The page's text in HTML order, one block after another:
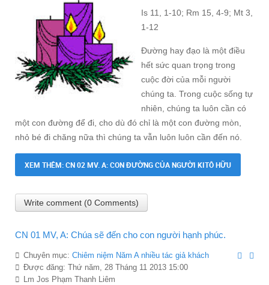
Is 11, 1-10; Rm 15, 4-9; Mt 3,
1-12
Đường hay đạo là một điều
hết sức quan trọng trong
cuộc đời của mỗi người
chúng ta. Trong cuộc sống tự
nhiên, chúng ta luôn cần có
một con đường để đi, cho dù đó chỉ là một con đường mòn,
nhỏ bé đi chăng nữa thì chúng ta vẫn luôn luôn cần đến nó.
XEM THÊM: CN 02 MV. A: CON ĐƯỜNG CỦA NGƯỜI KITÔ HỮU
Write comment (0 Comments)
CN 01 MV, A: Chúa sẽ đến cho con người hạnh phúc.
Chuyên mục: Chiêm niệ̣m Năm A nhiều tác giả khách
Được đăng: Thứ năm, 28 Tháng 11 2013 15:00
Lm Jos Phạm Thanh Liêm